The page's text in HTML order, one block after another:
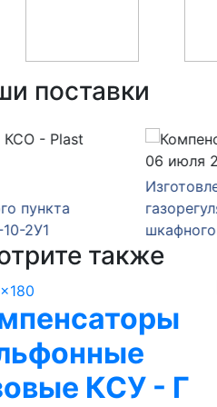
поставки
2026
пункта
ГРПШ-13-2У1
также
КСУ - Г